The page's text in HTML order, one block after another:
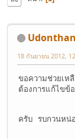
18 กันยายน 2012,
ขอความช่วยเห
ต้องการแก้ไขข้
ครับ รบกวนหน่